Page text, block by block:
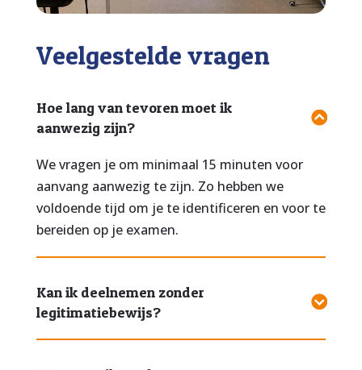
Veelgestelde vragen
Hoe lang van tevoren moet ik
aanwezig zijn?
We vragen je om minimaal 15 minuten voor
aanvang aanwezig te zijn. Zo hebben we
voldoende tijd om je te identificeren en voor te
bereiden op je examen.
Kan ik deelnemen zonder
legitimatiebewijs?